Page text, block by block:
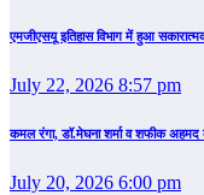
एमजीएसयू इतिहास विभाग में हुआ
July 22, 2026 8:57 pm
कमल रंगा, डॉ.मेघना शर्मा व शफीक अहमद
July 20, 2026 6:00 pm